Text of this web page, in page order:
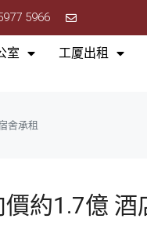
5966
室 工厦出租
舍承租
約1.7億